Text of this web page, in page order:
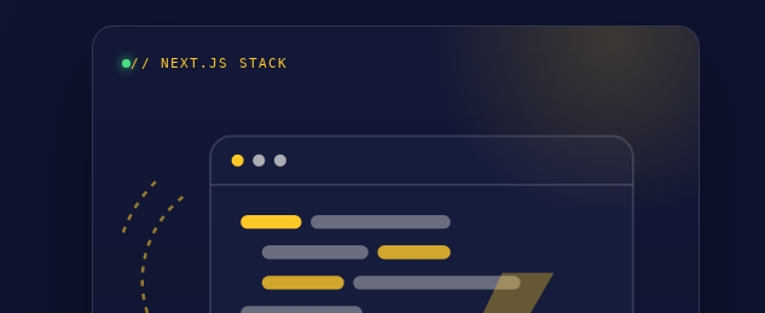
// NEXT.JS STACK